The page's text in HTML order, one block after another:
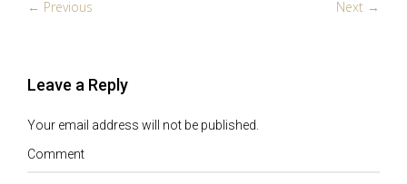
← Previous Next →
Leave a Reply
Your email address will not be published.
Comment